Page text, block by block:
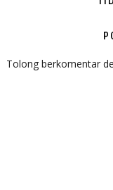
Tolong berkomentar